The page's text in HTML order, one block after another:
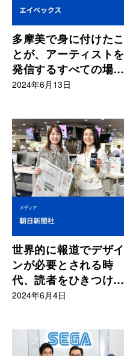
多摩美で身に付けたこ
とが、アーティストを
発信するすべての場面
で役に立っている
2024年6月13日
世界的に報道でデザイ
ンが必要とされる時
代、読者をひきつける
ための感性と柔軟な発
2024年6月4日